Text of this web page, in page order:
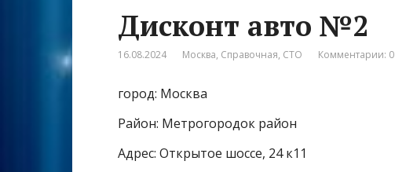
Дисконт авто №2
16.08.2024 Москва, Справочная, СТО Комментарии: 0
город: Москва
Район: Метрогородок район
Адрес: Открытое шоссе, 24 к11